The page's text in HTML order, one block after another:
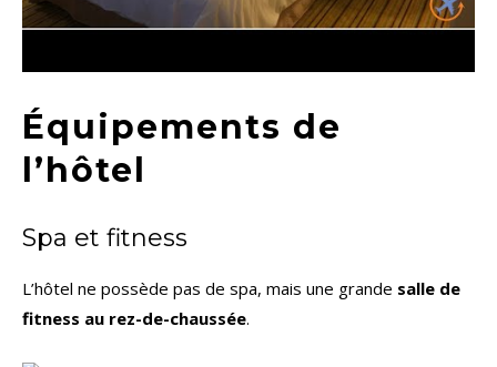
Équipements de
l’hôtel
Spa et fitness
L’hôtel ne possède pas de spa, mais une grande salle de
fitness au rez-de-chaussée.